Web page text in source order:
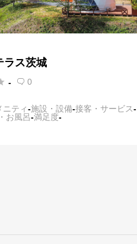
ラス茨城
-  0
ニティ-施設・設備-接客・サービス-
お風呂-満足度-